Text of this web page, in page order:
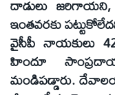
దాడులు
ఇంతవరకు
వైసీపీ నాయకులు
హిందూ
మండిపడ్డారు.